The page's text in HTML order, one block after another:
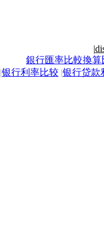
|
銀行匯率比較換算
|银行利率比较 |银行贷款